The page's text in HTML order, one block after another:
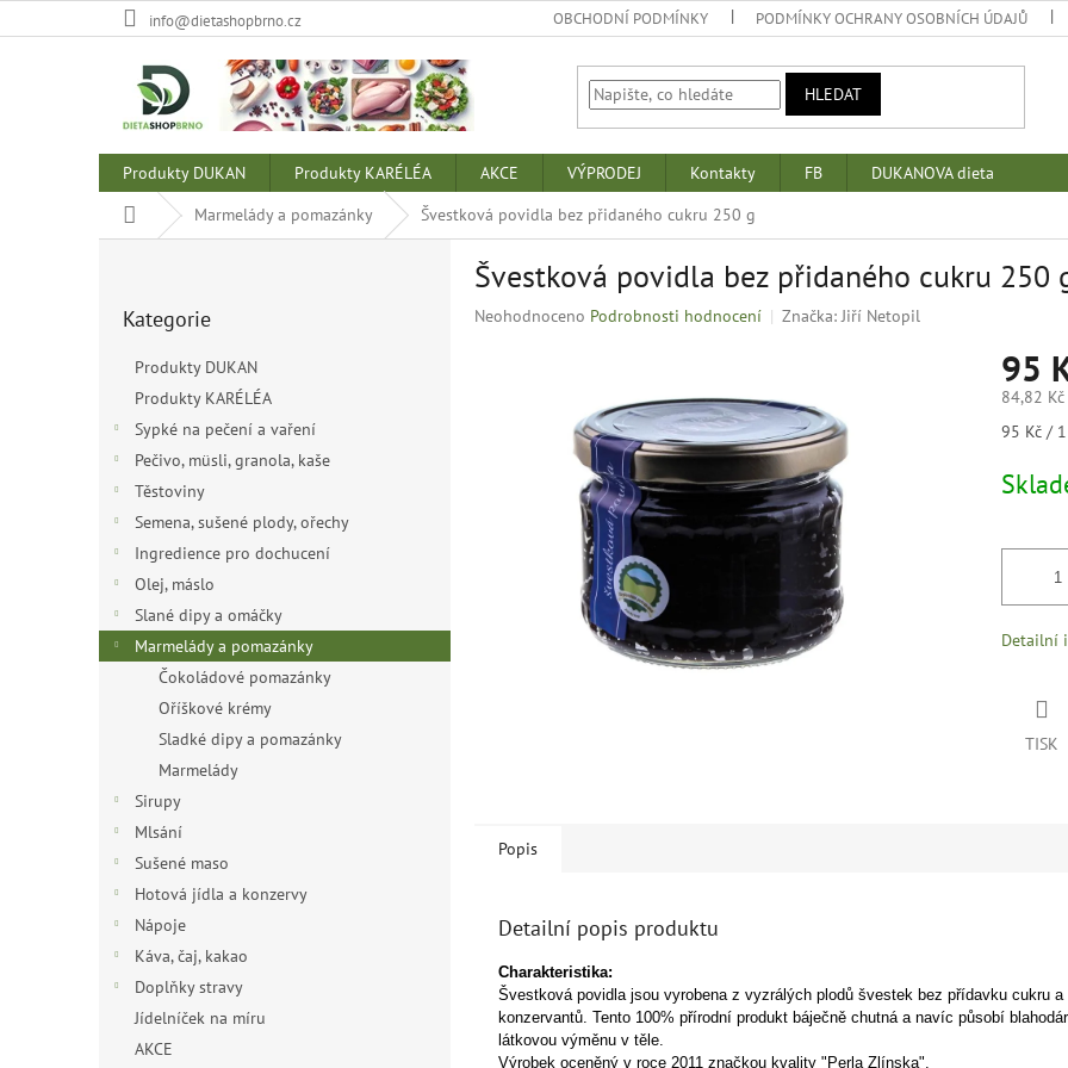
na
info@dietashopbrno.cz OBCHODNÍ PODMÍNKY PODMÍNKY OCHRANY OSOBNÍCH ÚDAJŮ
HLEDAT
Produkty DUKAN Produkty KARÉLÉA AKCE VÝPRODEJ Kontakty FB
DUKANOVA dieta
Domů
Marmelády a pomazánky Švestková povidla bez přidaného cukru 250 g
kategorie
Kategorie
Produkty DUKAN
Produkty KARÉLÉA
Sypké na pečení a vaření
Pečivo, müsli, granola, kaše
Těstoviny
Semena, sušené plody, ořechy
Ingredience pro dochucení
Olej, máslo
Slané dipy a omáčky
Marmelády a pomazánky
Čokoládové pomazánky
Oříškové krémy
Sladké dipy a pomazánky
Marmelády
Sirupy
Mlsání
Sušené maso
Hotová jídla a konzervy
Nápoje
Káva, čaj, kakao
Doplňky stravy
Jídelníček na míru
AKCE
Švestková povidla bez přidaného cukru 250
Průměrné
Neohodnoceno Podrobnosti hodnocení Značka:Jiří Netopil
95
84,82 Kč
Měrná
95 Kč /
Detailní
TISK
Popis
Detailní popis produktu
Charakteristika:
Švestková povidla jsou vyrobena z vyzrálých plodů švestek bez přídavku cukru a
konzervantů. Tento 100% přírodní produkt báječně chutná a navíc působí
látkovou výměnu v těle.
Výrobek oceněný v roce 2011 značkou kvality "Perla Zlínska".